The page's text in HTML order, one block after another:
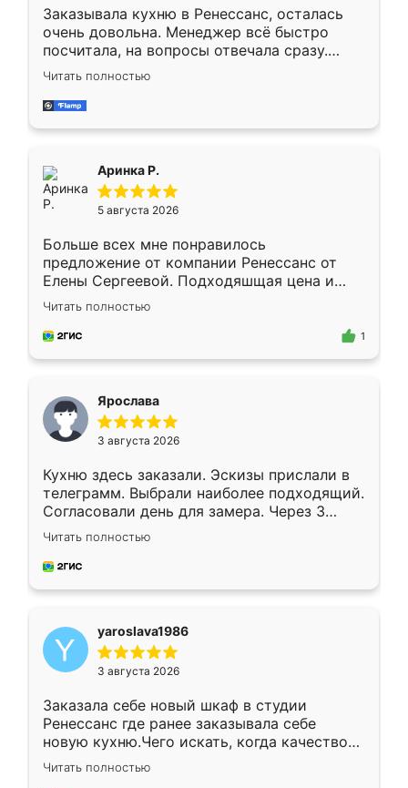
Заказывала кухню в Ренессанс, осталась
очень довольна. Менеджер всё быстро
посчитала, на вопросы отвечала сразу.
Замерщик приехал в субботу, подошёл к
делу со всей ответственностью. Собрали
за день, ребята работали аккуратно, даже
Читать полностью
Аринка Р.
5 августа 2026
Больше всех мне понравилось
предложение от компании Ренессанс от
Елены Сергеевой. Подходяшщая цена и
короткие сроки изготовления. Приехавший
для замера сотрудник Владислав
предложил по моему эскизу самый
Читать полностью
1
Ярослава
3 августа 2026
Кухню здесь заказали. Эскизы прислали в
телеграмм. Выбрали наиболее подходящий.
Согласовали день для замера. Через 3
недели кухня была уже готова. Остались
довольны работой. Спасибо Ренессанс
мебель за качественную работу!
Читать полностью
yaroslava1986
3 августа 2026
Заказала себе новый шкаф в студии
Ренессанс где ранее заказывала себе
новую кухню.Чего искать, когда качеством
вполне довольна. Служит кухня уже почти
два года, нареканий нет.
Читать полностью